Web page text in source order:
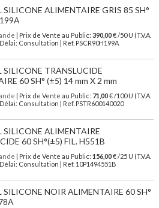
SILICONE ALIMENTAIRE GRIS 85 SH°
| Prix de Vente au Public: 390,00€ /50 U (T.V.A.
Consultation | Ref. PSCR90H199A
SILICONE TRANSLUCIDE
60 SH° (±5) 14 mm X 2 mm
| Prix de Vente au Public: 71,00€ /100 U (T.V.A.
Consultation | Ref. PSTR600140020
SILICONE ALIMENTAIRE
60 SH°(±5) FIL. H551B
| Prix de Vente au Public: 156,00€ /25 U (T.V.A.
Consultation | Ref. 10P1494551B
SILICONE NOIR ALIMENTAIRE 60 SH°